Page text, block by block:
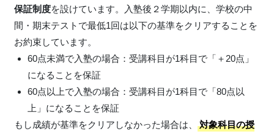
保証制度を設けています。入塾後２学期以内に、学校の中
間・期末テストで最低1回は以下の基準をクリアすることを
お約束しています。
60点未満で入塾の場合：受講科目が1科目で「＋20点」
になることを保証
60点以上で入塾の場合：受講科目が1科目で「80点以
上」になることを保証
もし成績が基準をクリアしなかった場合は、
対象科目の授